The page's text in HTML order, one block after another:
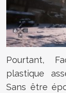
Pourtant,
plastique
Sans être